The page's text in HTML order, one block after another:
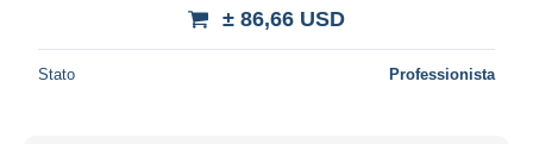
± 86,66 USD
Stato Professionista